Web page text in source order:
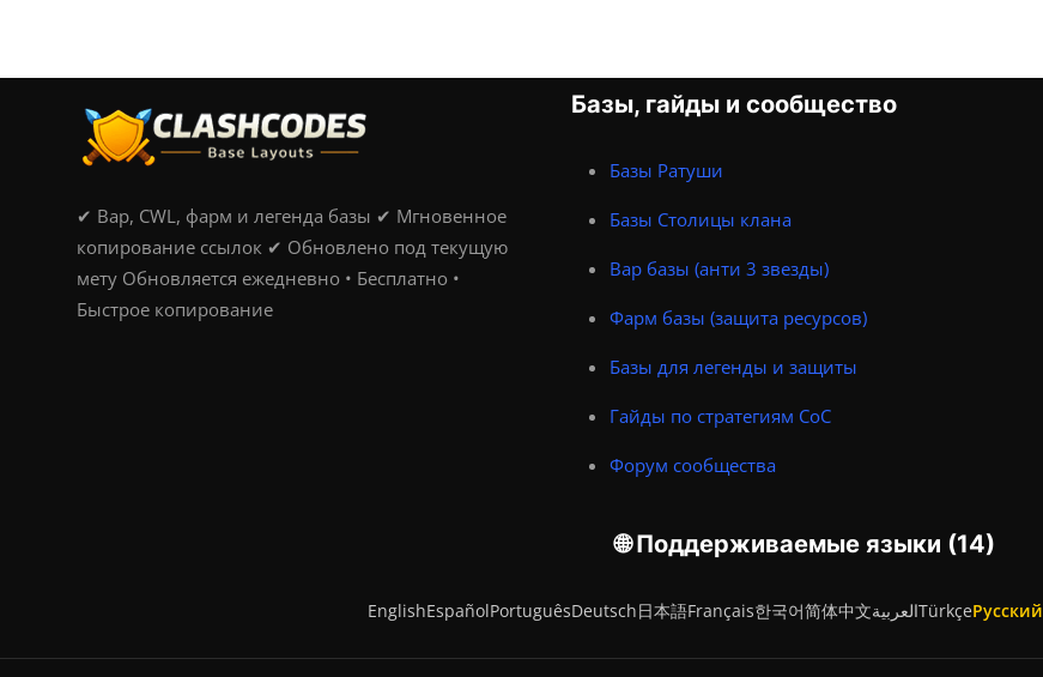
✔ Вар, CWL, фарм и легенда базы ✔ Мгновенное
копирование ссылок ✔ Обновлено под текущую
мету Обновляется ежедневно • Бесплатно •
Быстрое копирование
Базы, гайды и сообщество
Базы Ратуши
Базы Столицы клана
Вар базы (анти 3 звезды)
Фарм базы (защита ресурсов)
Базы для легенды и защиты
Гайды по стратегиям CoC
Форум сообщества
🌐 Поддерживаемые языки (14)
EnglishEspañolPortuguêsDeutsch日本語Français한국어简体中文العربيةTürkçeРусский